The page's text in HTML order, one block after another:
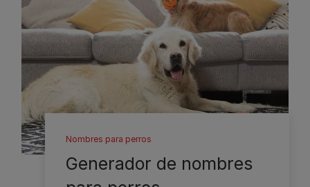
Nombres para perros
Generador de nombres